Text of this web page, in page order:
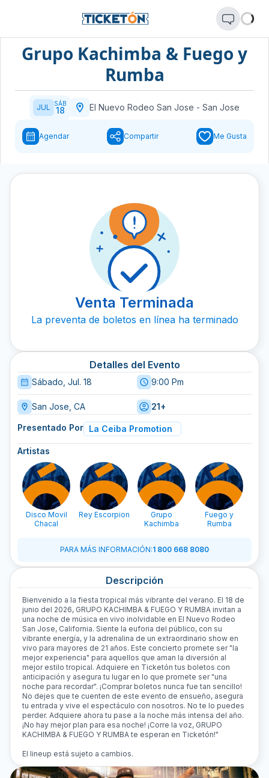
Grupo Kachimba & Fuego y
Rumba
JUL SÁB
18 El Nuevo Rodeo San Jose - San Jose
Agendar Compartir Me Gusta
Venta Terminada
La preventa de boletos en línea ha terminado
Detalles del Evento
Sábado, Jul. 18 9:00 Pm
San Jose, CA 21+
Presentado Por La Ceiba Promotion
Artistas
Disco Movil
Chacal
Rey Escorpion
Grupo
Kachimba
Fuego y
Rumba
PARA MÁS INFORMACIÓN:1 800 668 8080
Descripción
Bienvenido a la fiesta tropical más vibrante del verano. El 18 de
junio del 2026, GRUPO KACHIMBA & FUEGO Y RUMBA invitan a
una noche de música en vivo inolvidable en El Nuevo Rodeo
San Jose, California. Siente la euforia del público, con su
vibrante energía, y la adrenalina de un extraordinario show en
vivo para mayores de 21 años. Este concierto promete ser "la
mejor experiencia" para aquellos que aman la diversión al
mejor estilo tropical. Adquiere en Ticketón tus boletos con
anticipación y asegura tu lugar en lo que promete ser "una
noche para recordar". ¡Comprar boletos nunca fue tan sencillo!
No dejes que te cuenten de este evento de ensueño, asegura
tu entrada y vive el espectáculo con nosotros. No te lo puedes
perder. Adquiere ahora tu pase a la noche más intensa del año.
¡No hay mejor plan para esa noche! ¡Corre la voz, GRUPO
KACHIMBA & FUEGO Y RUMBA te esperan en Ticketón!"
El lineup está sujeto a cambios.